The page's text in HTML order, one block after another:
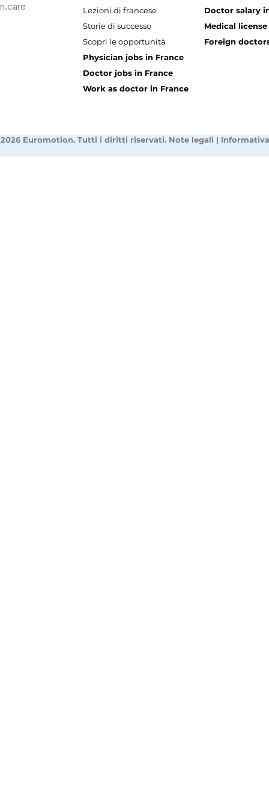
Lezioni di francese
Storie di successo
Scopri le opportunità
Physician jobs in France
Doctor jobs in France
Work as doctor in France
Doctor salary
Medical
Foreign
Euromotion. Tutti i diritti riservati. Note legali |